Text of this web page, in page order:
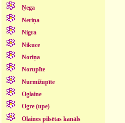
Ņega
Neriņa
Nigra
Nikuce
Noriņa
Norupīte
Nurmižupīte
Oglaine
Ogre (upe)
Olaines pilsētas kanāls